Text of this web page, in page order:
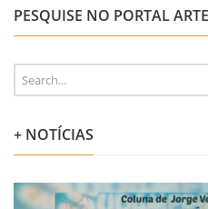
PESQUISE NO PORTAL
+ NOTÍCIAS